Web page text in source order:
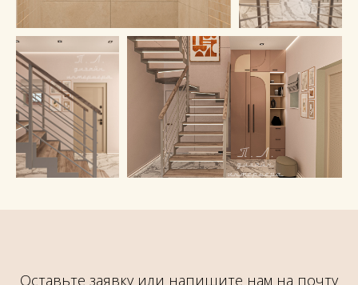
Оставьте заявку или напишите нам на почту
Информация
О дизайнере
Портфолио
Цены
Калькулятор
Контакты
Вакансии
Журнал
Акции
Ремонт
Ремонт квартир
Ремонт домов
Ремонт офиса
Ремонт магазина
Ремонт кафе